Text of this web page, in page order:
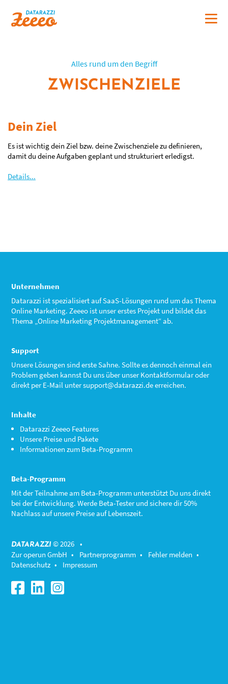
Alles rund um den Begriff
ZWISCHENZIELE
Dein Ziel
Es ist wichtig dein Ziel bzw. deine Zwischenziele zu definieren,
damit du deine Aufgaben geplant und strukturiert erledigst.
Details...
Unternehmen
Datarazzi ist spezialisiert auf SaaS-Lösungen rund um das Thema
Online Marketing. Zeeeo ist unser erstes Projekt und bildet das
Thema „Online Marketing Projektmanagement“ ab.
Support
Unsere Lösungen sind erste Sahne. Sollte es dennoch einmal ein
Problem geben kannst Du uns über unser Kontaktformular oder
direkt per E-Mail untersupport@datarazzi.deerreichen.
Inhalte
Datarazzi Zeeeo Features
Unsere Preise und Pakete
Informationen zum Beta-Programm
Beta-Programm
Mit der Teilnahme am Beta-Programm unterstützt Du uns direkt
bei der Entwicklung. Werde Beta-Tester und sichere dir 50%
Nachlass auf unsere Preise auf Lebenszeit.
DATARAZZI © 2026 •
Zur operun GmbH • Partnerprogramm • Fehler melden •
Datenschutz • Impressum